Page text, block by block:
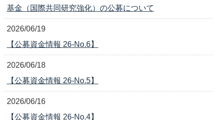
基金（国際共同研究強化）の公募について
2026/06/19
【公募資金情報 26-No.6】
2026/06/18
【公募資金情報 26-No.5】
2026/06/16
【公募資金情報 26-No.4】